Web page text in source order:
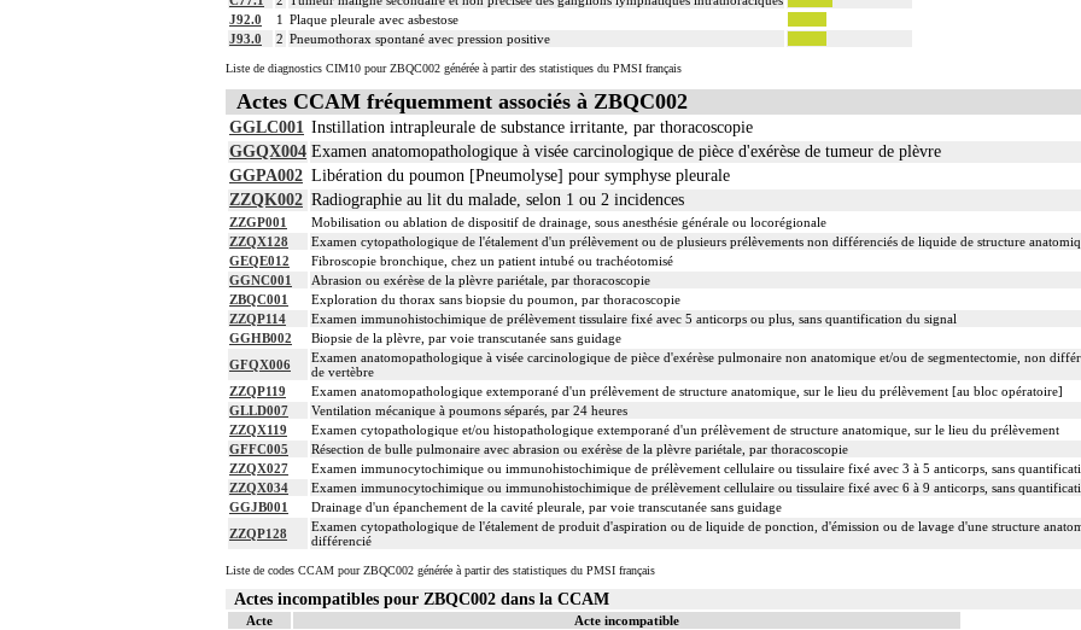
J92.0
1 Plaque pleurale avec asbestose
J93.0
2 Pneumothorax spontané avec pression positive
Liste de diagnostics CIM10 pour ZBQC002 générée à partir des statistiques du PMSI français
Actes CCAM fréquemment associés à ZBQC002
GGLC001 Instillation intrapleurale de substance irritante, par thoracoscopie
GGQX004 Examen anatomopathologique à visée carcinologique de pièce d'exérèse de tumeur de plèvre
GGPA002 Libération du poumon [Pneumolyse] pour symphyse pleurale
ZZQK002 Radiographie au lit du malade, selon 1 ou 2 incidences
ZZGP001
Mobilisation ou ablation de dispositif de drainage, sous anesthésie générale ou locorégionale
ZZQX128
Examen cytopathologique de l'étalement d'un prélèvement ou de plusieurs prélèvements non différenciés de liquide de structure
GEQE012
Fibroscopie bronchique, chez un patient intubé ou trachéotomisé
GGNC001
Abrasion ou exérèse de la plèvre pariétale, par thoracoscopie
ZBQC001
Exploration du thorax sans biopsie du poumon, par thoracoscopie
ZZQP114
Examen immunohistochimique de prélèvement tissulaire fixé avec 5 anticorps ou plus, sans quantification du signal
GGHB002
Biopsie de la plèvre, par voie transcutanée sans guidage
GFQX006
Examen anatomopathologique à visée carcinologique de pièce d'exérèse pulmonaire non anatomique et/ou de segmentectomie, non
de vertèbre
ZZQP119
Examen anatomopathologique extemporané d'un prélèvement de structure anatomique, sur le lieu du prélèvement [au bloc opératoire]
GLLD007
Ventilation mécanique à poumons séparés, par 24 heures
ZZQX119
Examen cytopathologique et/ou histopathologique extemporané d'un prélèvement de structure anatomique, sur le lieu du prélèvement
GFFC005
Résection de bulle pulmonaire avec abrasion ou exérèse de la plèvre pariétale, par thoracoscopie
ZZQX027
Examen immunocytochimique ou immunohistochimique de prélèvement cellulaire ou tissulaire fixé avec 3 à 5 anticorps, sans
ZZQX034
Examen immunocytochimique ou immunohistochimique de prélèvement cellulaire ou tissulaire fixé avec 6 à 9 anticorps, sans
GGJB001
Drainage d'un épanchement de la cavité pleurale, par voie transcutanée sans guidage
ZZQP128
Examen cytopathologique de l'étalement de produit d'aspiration ou de liquide de ponction, d'émission ou de lavage d'une structure
différencié
Liste de codes CCAM pour ZBQC002 générée à partir des statistiques du PMSI français
Actes incompatibles pour ZBQC002 dans la CCAM
Acte
Acte incompatible